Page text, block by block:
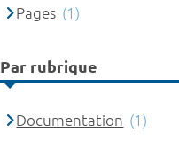
Pages (1)
Par rubrique
Documentation (1)